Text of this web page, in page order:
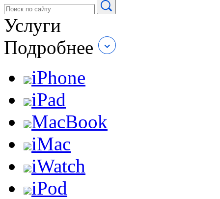
Услуги
Подробнее
iPhone
iPad
MacBook
iMac
iWatch
iPod